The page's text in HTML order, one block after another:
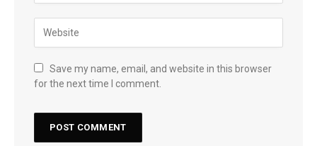
Save my name, email, and website in this browser
for the next time I comment.